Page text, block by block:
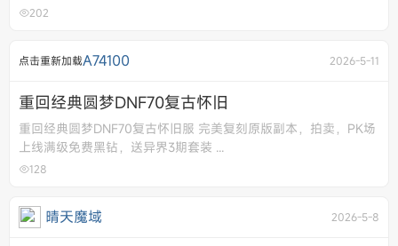
202
点击重新加载A74100 2026-5-11
重回经典圆梦DNF70复古怀旧
重回经典圆梦DNF70复古怀旧服 完美复刻原版副本，拍卖，PK场
上线满级免费黑钻，送异界3期套装 ...
128
晴天魔域 2026-5-8